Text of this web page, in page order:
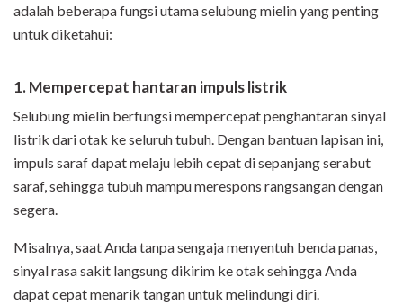
adalah beberapa fungsi utama selubung mielin yang penting
untuk diketahui:
1. Mempercepat hantaran impuls listrik
Selubung mielin berfungsi mempercepat penghantaran sinyal
listrik dari otak ke seluruh tubuh. Dengan bantuan lapisan ini,
impuls saraf dapat melaju lebih cepat di sepanjang serabut
saraf, sehingga tubuh mampu merespons rangsangan dengan
segera.
Misalnya, saat Anda tanpa sengaja menyentuh benda panas,
sinyal rasa sakit langsung dikirim ke otak sehingga Anda
dapat cepat menarik tangan untuk melindungi diri.